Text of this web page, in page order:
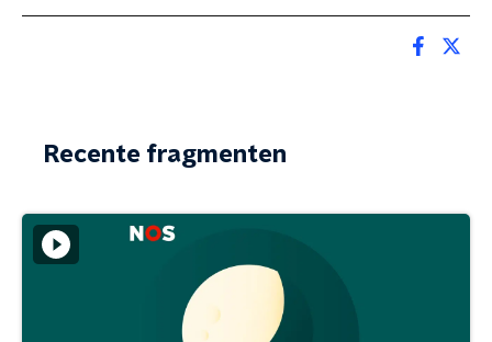
Recente fragmenten